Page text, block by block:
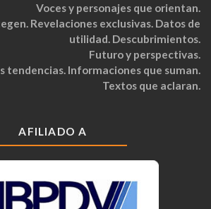
Voces y personajes que orientan.
Revelaciones exclusivas. Datos de
utilidad. Descubrimientos.
Futuro y perspectivas.
tendencias. Informaciones que suman.
Textos que aclaran.
AFILIADO A